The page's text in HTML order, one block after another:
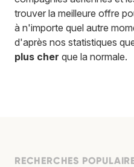
trouver la meilleure offre
à n'importe quel autre
d'après nos statistiques
plus cher que la normale.
RECHERCHES